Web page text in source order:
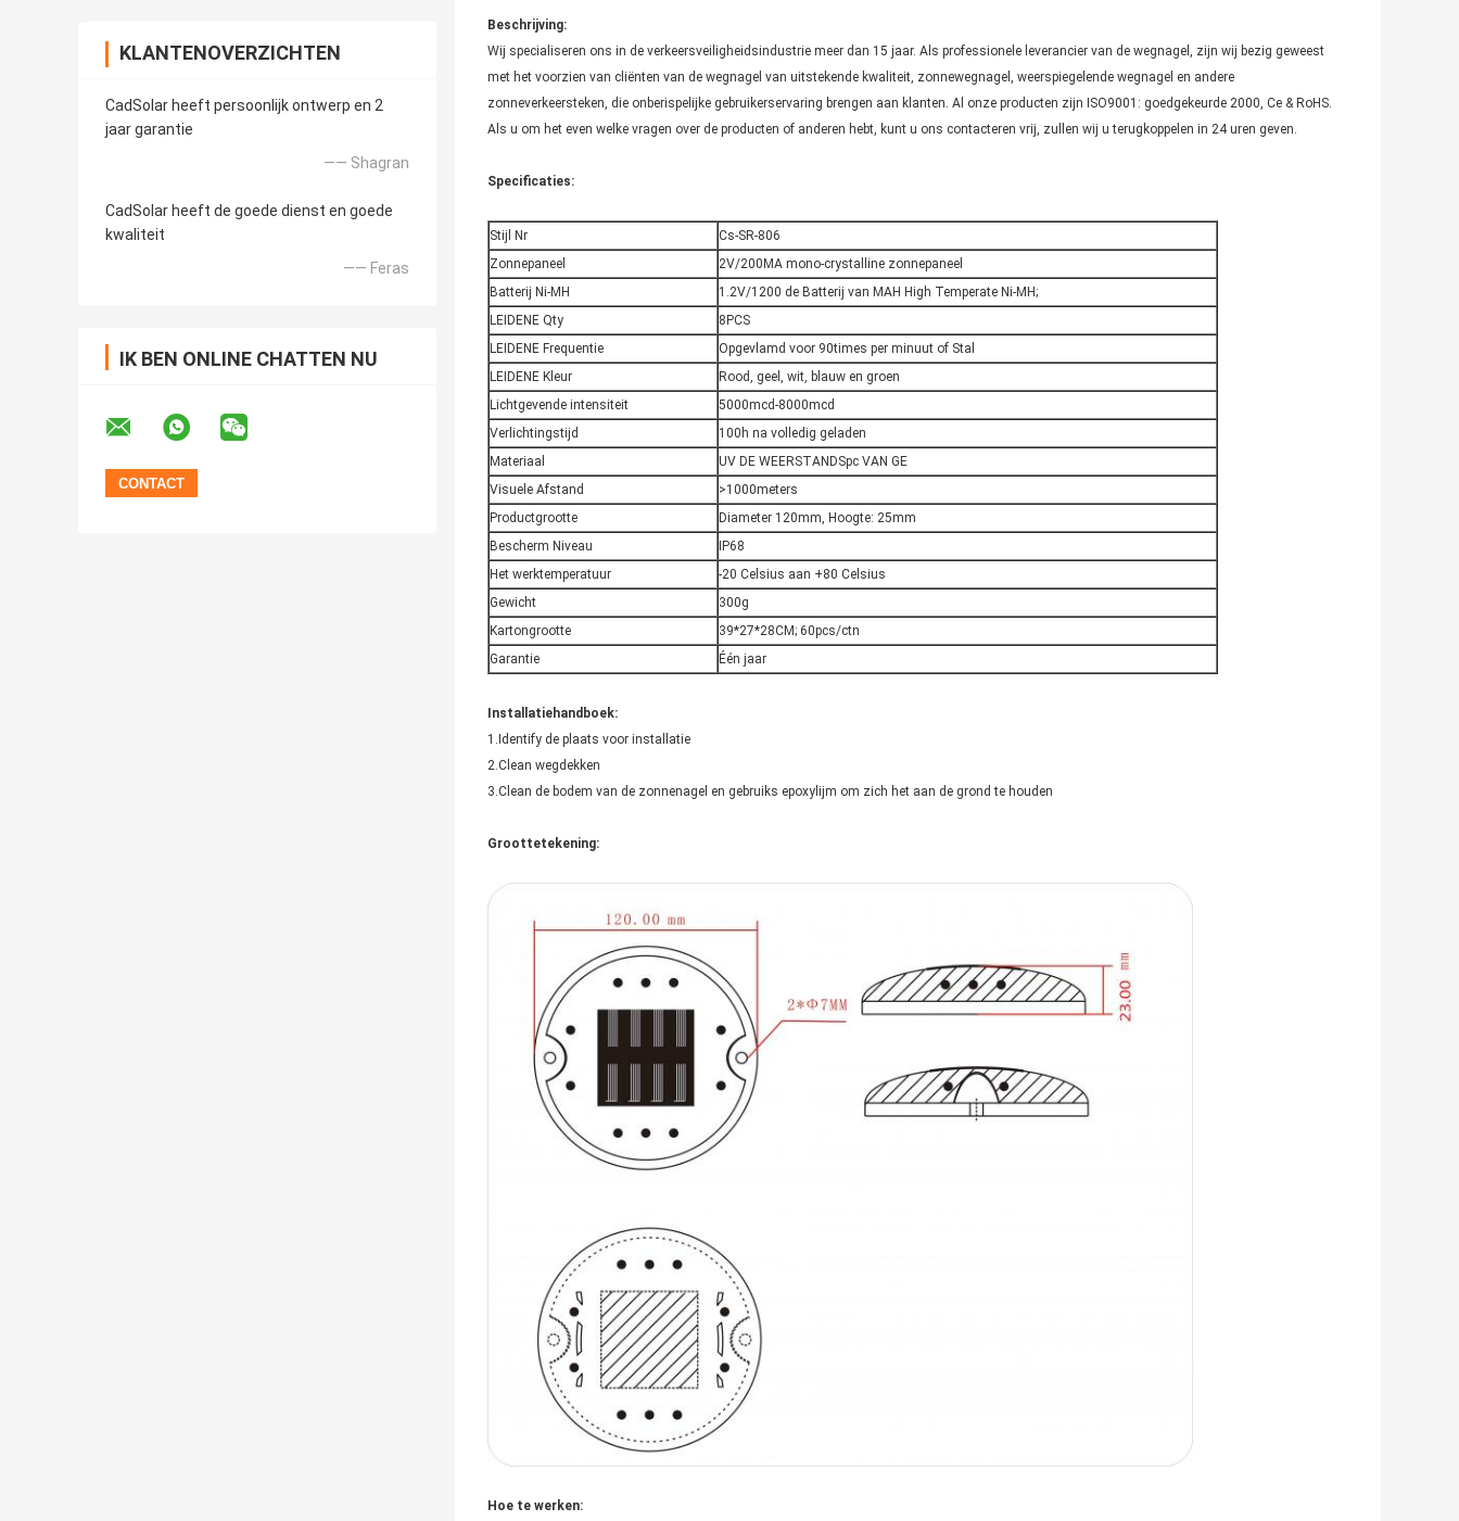
KLANTENOVERZICHTEN
CadSolar heeft persoonlijk ontwerp en 2
jaar garantie
—— Shagran
CadSolar heeft de goede dienst en goede
kwaliteit
—— Feras
IK BEN ONLINE CHATTEN NU
Beschrijving:
Wij specialiseren ons in de verkeersveiligheidsindustrie meer dan 15 jaar. Als professionele leverancier van de wegnagel, zijn wij bezig geweest
met het voorzien van cliënten van de wegnagel van uitstekende kwaliteit, zonnewegnagel, weerspiegelende wegnagel en andere
zonneverkeersteken, die onberispelijke gebruikerservaring brengen aan klanten. Al onze producten zijn ISO9001: goedgekeurde 2000, Ce & RoHS.
Als u om het even welke vragen over de producten of anderen hebt, kunt u ons contacteren vrij, zullen wij u terugkoppelen in 24 uren geven.
Specificaties:
Stijl Nr
Cs-SR-806
Zonnepaneel
2V/200MA mono-crystalline zonnepaneel
Batterij Ni-MH
1.2V/1200 de Batterij van MAH High Temperate Ni-MH;
LEIDENE Qty
8PCS
LEIDENE Frequentie
Opgevlamd voor 90times per minuut of Stal
LEIDENE Kleur
Rood, geel, wit, blauw en groen
Lichtgevende intensiteit
5000mcd-8000mcd
Verlichtingstijd
100h na volledig geladen
Materiaal
UV DE WEERSTANDSpc VAN GE
Visuele Afstand
>1000meters
Productgrootte
Diameter 120mm, Hoogte: 25mm
Bescherm Niveau
IP68
Het werktemperatuur
-20 Celsius aan +80 Celsius
Gewicht
300g
Kartongrootte
39*27*28CM; 60pcs/ctn
Garantie
Één jaar
Installatiehandboek:
1.Identify de plaats voor installatie
2.Clean wegdekken
3.Clean de bodem van de zonnenagel en gebruiks epoxylijm om zich het aan de grond te houden
Groottetekening:
Hoe te werken: